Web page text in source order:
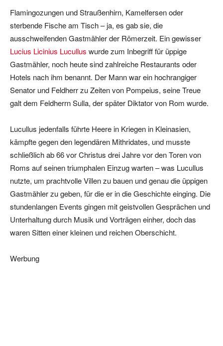
Flamingozungen und Straußenhirn, Kamelfersen oder
sterbende Fische am Tisch – ja, es gab sie, die
ausschweifenden Gastmähler der Römerzeit. Ein gewisser
Lucius Licinius Lucullus wurde zum Inbegriff für üppige
Gastmähler, noch heute sind zahlreiche Restaurants oder
Hotels nach ihm benannt. Der Mann war ein hochrangiger
Senator und Feldherr zu Zeiten von Pompeius, seine Treue
galt dem Feldherrn Sulla, der später Diktator von Rom wurde.
Lucullus jedenfalls führte Heere in Kriegen in Kleinasien,
kämpfte gegen den legendären Mithridates, und musste
schließlich ab 66 vor Christus drei Jahre vor den Toren von
Roms auf seinen triumphalen Einzug warten – was Lucullus
nutzte, um prachtvolle Villen zu bauen und genau die üppigen
Gastmähler zu geben, für die er in die Geschichte einging. Die
stundenlangen Events gingen mit geistvollen Gesprächen und
Unterhaltung durch Musik und Vorträgen einher, doch das
waren Sitten einer kleinen und reichen Oberschicht.
Werbung